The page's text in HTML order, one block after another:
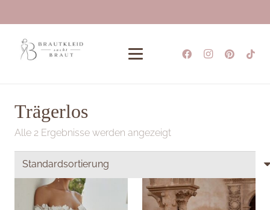
Trägerlos
Alle 2 Ergebnisse werden angezeigt